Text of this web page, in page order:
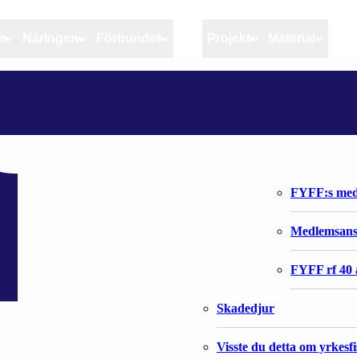
Artiklar Näringen
Riktlinjer för god praxis
Stöd till fiskerinäringen
Anvisningar
Fiskar och
Skadedjur
Visste du detta om
Förbundet
FYFF:s
FYFF rf 40